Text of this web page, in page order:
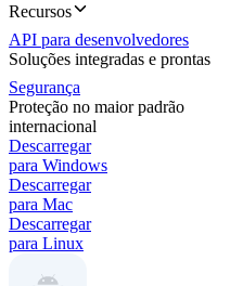
Recursos
API para desenvolvedores
Soluções integradas e prontas
Segurança
Proteção no maior padrão
internacional
Descarregar
para Windows
Descarregar
para Mac
Descarregar
para Linux